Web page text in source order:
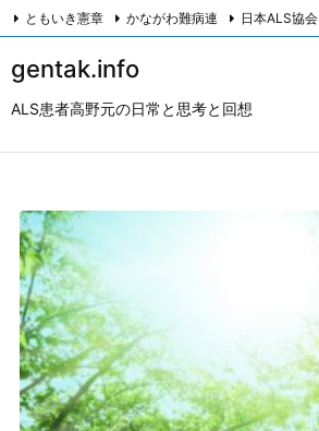
gentak.info
ALS患者高野元の日常と思考と回想
ともいき憲章 かながわ難病連 日本ALS協会